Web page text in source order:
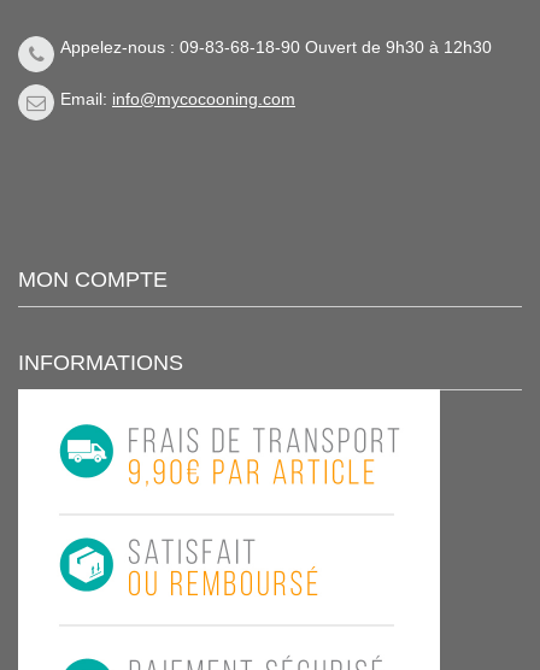
Appelez-nous : 09-83-68-18-90 Ouvert de 9h30 à 12h30
Email: info@mycocooning.com
MON COMPTE
INFORMATIONS